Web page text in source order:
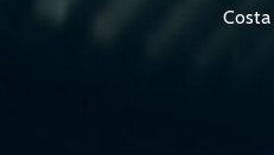
Costa